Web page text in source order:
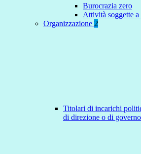
Burocrazia zero
Attività soggette
Organizzazione 2
Titolari di incarichi
di direzione o di governo